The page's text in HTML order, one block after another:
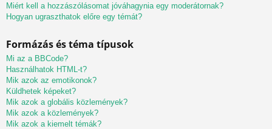
Miért kell a hozzászólásomat jóváhagynia egy moderátornak?
Hogyan ugraszthatok előre egy témát?
Formázás és téma típusok
Mi az a BBCode?
Használhatok HTML-t?
Mik azok az emotikonok?
Küldhetek képeket?
Mik azok a globális közlemények?
Mik azok a közlemények?
Mik azok a kiemelt témák?